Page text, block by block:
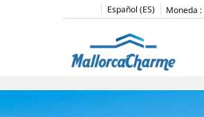
Español (ES) Moneda :